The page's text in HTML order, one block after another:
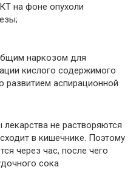
на фоне опухоли
наркозом для
кислого содержимого
развитием аспирационной
не растворяются
в кишечнике. Поэтому
через час, после чего
сока